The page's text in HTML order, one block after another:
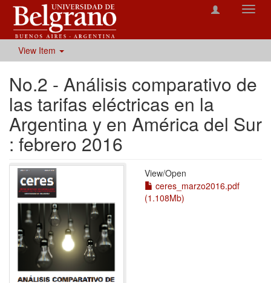
View Item
No.2 - Análisis comparativo de
las tarifas eléctricas en la
Argentina y en América del Sur
: febrero 2016
View/Open
ceres_marzo2016.pdf
(1.108Mb)